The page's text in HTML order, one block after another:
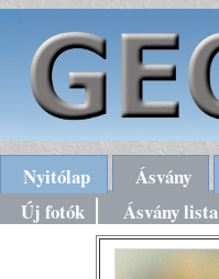
Nyitólap Ásvány
Új fotók
Ásvány lista